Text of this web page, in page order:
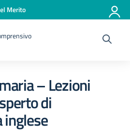
Merito
– Lezioni
di